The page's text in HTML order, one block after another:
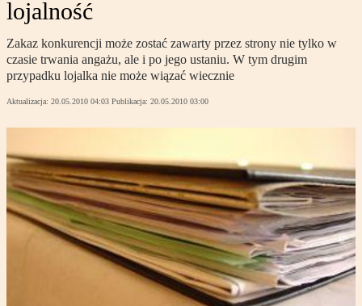
lojalność
Zakaz konkurencji może zostać zawarty przez strony nie tylko w
czasie trwania angażu, ale i po jego ustaniu. W tym drugim
przypadku lojalka nie może wiązać wiecznie
Aktualizacja: 20.05.2010 04:03 Publikacja: 20.05.2010 03:00